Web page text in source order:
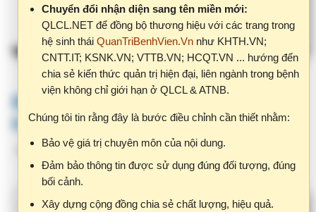
viện không chỉ giới hạn ở QLCL & ATNB.
Chúng tôi tin rằng đây là bước điều chỉnh cần thiết nhằm:
Bảo vệ giá trị chuyên môn của nội dung.
Đảm bảo thông tin được sử dụng đúng đối tượng, đúng
bối cảnh.
Xây dựng cộng đồng chia sẻ chất lượng, hiệu quả.
Anh/Chị/Em đồng nghiệp.
Công ty M.I.U
Bước 3: Vào mục IX. Chất lượng
II
- Nhập các thông tin nhận xét, đánh giá.